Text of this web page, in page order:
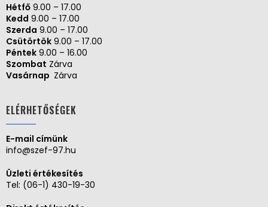
Hétfő 9.00 – 17.00
Kedd 9.00 – 17.00
Szerda 9.00 – 17.00
Csütörtök 9.00 – 17.00
Péntek 9.00 – 16.00
Szombat Zárva
Vasárnap Zárva
ELÉRHETŐSÉGEK
E-mail címünk
info@szef-97.hu
Üzleti értékesítés
Tel: (06-1) 430-19-30